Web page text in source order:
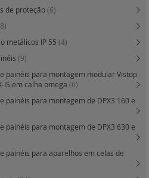
de proteção(6)
metálicos IP 55 (4)
(9)
painéis para montagem modular Vistop
IS em calha omega (6)
painéis para montagem de DPX3 160 e
painéis para montagem de DPX3 630 e
painéis para aparelhos em celas de